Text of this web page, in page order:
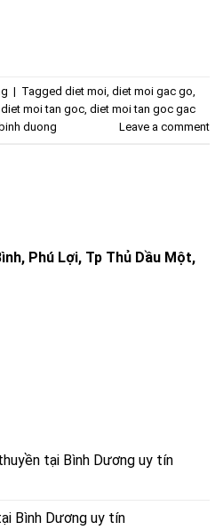
| Tagged diet moi, diet moi gac go,
diet moi tan goc, diet moi tan goc gac
duong Leave a comment
Phú Lợi, Tp Thủ Dầu Một,
tại Bình Dương uy tín
Bình Dương uy tín